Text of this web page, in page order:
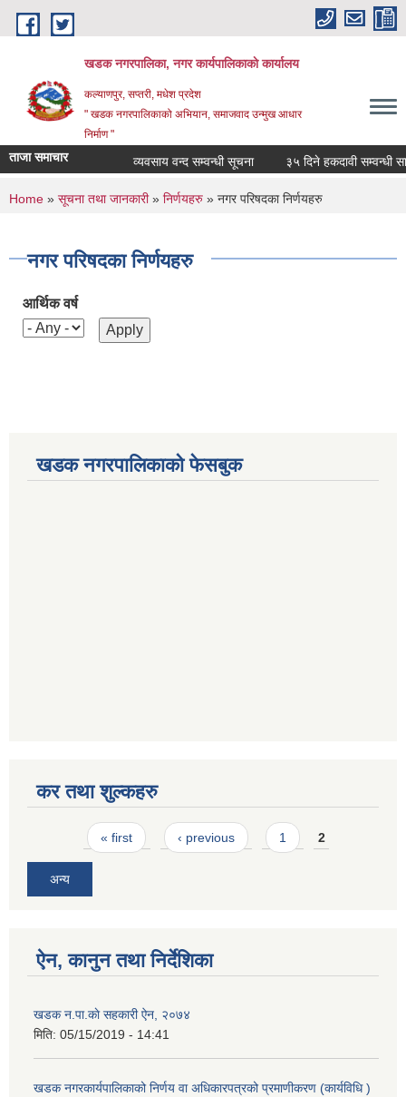
Skip to main content
खडक नगरपालिका, नगर कार्यपालिकाकाे कार्यालय
कल्याणपुर, सप्तरी, मधेश प्रदेश
" खडक नगरपालिकाको अभियान, समाजवाद उन्मुख आधार
निर्माण "
ताजा समाचार व्यवसाय वन्द सम्वन्धी सूचना ३५ दिने हकदावी सम्वन्धी
You are here
Home » सूचना तथा जानकारी» निर्णयहरु » नगर परिषदका निर्णयहरु
नगर परिषदका निर्णयहरु
आर्थिक वर्ष
खडक नगरपालिकाको फेसबुक
कर तथा शुल्कहरु
Pages« first ‹ previous 1 2
अन्य
ऐन, कानुन तथा निर्देशिका
खडक न.पा.काे सहकारी ऐन, २०७४
मिति: 05/15/2019 - 14:41
खडक नगरकार्यपालिकाको निर्णय वा अधिकारपत्रको प्रमाणीकरण (कार्यविधि )